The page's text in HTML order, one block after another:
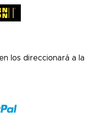
los direccionará a la